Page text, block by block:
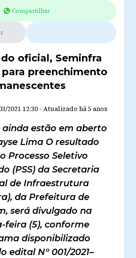
Compartilhar
oficial, Seminfra
para preenchimento
2021 12:30 - Atualizado há 5 anos
ainda estão em aberto
Lima O resultado
Processo Seletivo
(PSS) da Secretaria
de Infraestrutura
da Prefeitura de
será divulgado na
feira (5), conforme
disponibilizado
edital Nº 001/2021–